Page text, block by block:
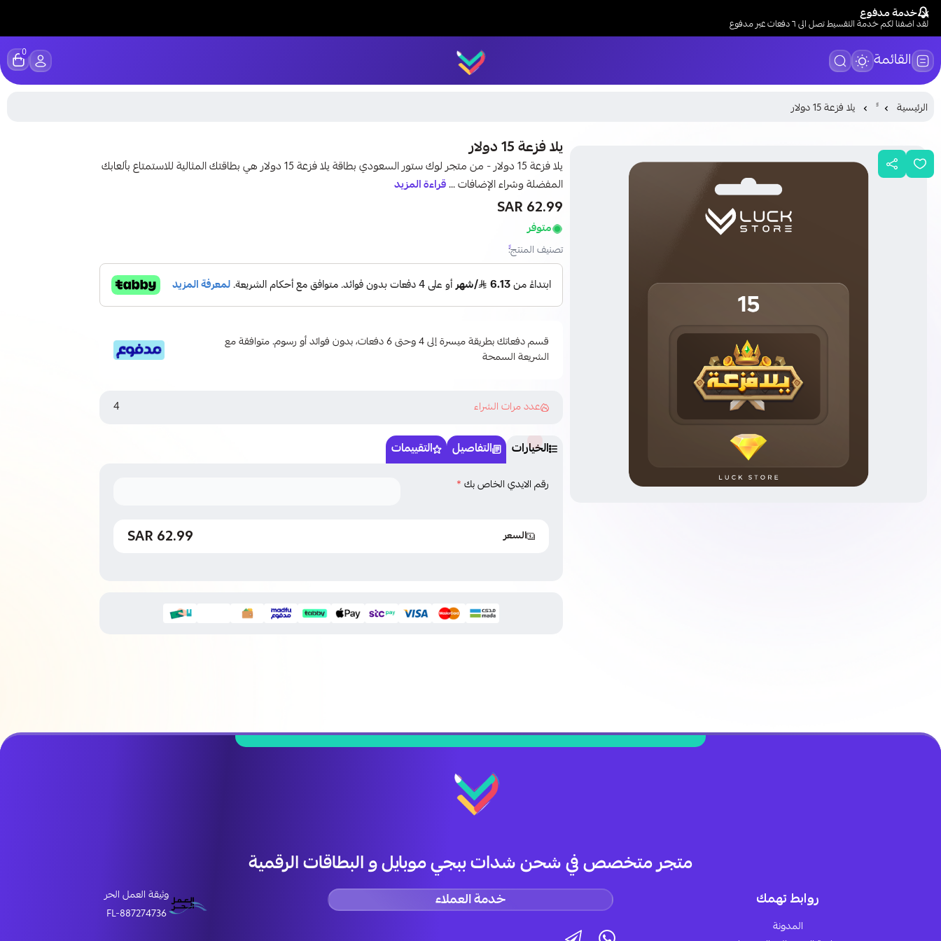
خدمة مدفوع
لقد اضفنا لكم خدمة التقسيط تصل الى ٦ دفعات عبر مدفوع
القائمة LUCK STORE
0
الرئيسية يلا فزعة 15 دولار
يلا فزعة 15 دولار
يلا فزعة 15 دولار - من متجر لوك ستور السعودي بطاقة يلا فزعة 15 دولار هي بطاقتك المثالية للاستمتاع بألعابك
المفضلة وشراء الإضافات ...قراءة المزيد
62.99 SAR
متوفر
تصنيف المنتج:
قسم دفعاتك بطريقة ميسرة إلى 4 وحتى 6 دفعات، بدون فوائد أو رسوم. متوافقة مع
الشريعة السمحة
عدد مرات الشراء 4
الخيارات التفاصيل التقييمات
رقم الايدي الخاص بك*
السعر 62.99 SAR
متجر متخصص في شحن شدات ببجي موبايل و البطاقات الرقمية
روابط تهمك
المدونة
خدمة العملاء
وثيقة العمل الحر
FL-887274736